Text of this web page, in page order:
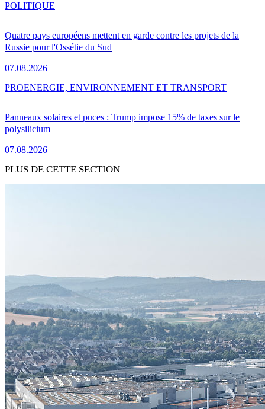
Quatre pays européens mettent en garde contre les projets de la
Russie pour l'Ossétie du Sud
07.08.2026
POLITIQUE
Panneaux solaires et puces : Trump impose 15% de taxes sur le
polysilicium
07.08.2026
PROENERGIE, ENVIRONNEMENT ET TRANSPORT
PLUS DE CETTE SECTION